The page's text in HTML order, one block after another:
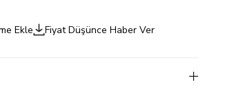
Ekle Fiyat Düşünce Haber Ver